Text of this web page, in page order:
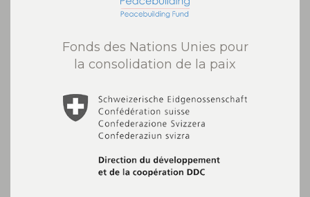
Fonds des Nations Unies pour
la consolidation de la paix